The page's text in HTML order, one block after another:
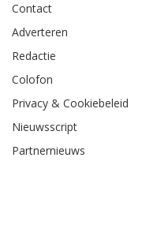
Contact
Adverteren
Redactie
Colofon
Privacy & Cookiebeleid
Nieuwsscript
Partnernieuws